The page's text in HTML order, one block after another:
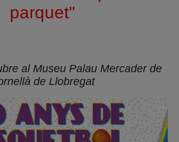
parquet"
al Museu Palau Mercader de
de Llobregat